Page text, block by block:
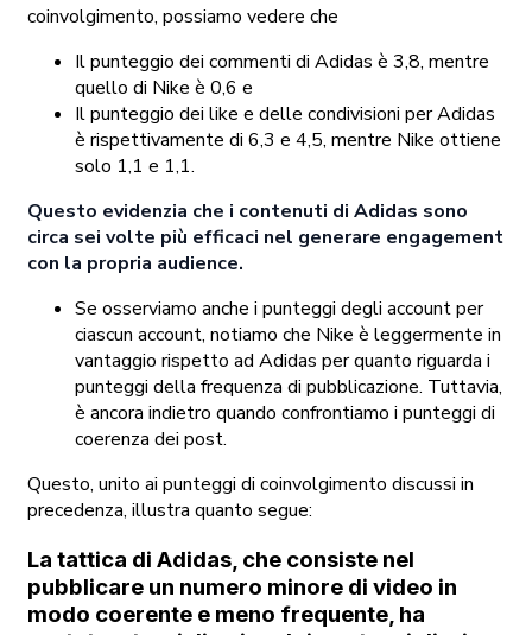
coinvolgimento, possiamo vedere che
Il punteggio dei commenti di Adidas è 3,8, mentre
quello di Nike è 0,6 e
Il punteggio dei like e delle condivisioni per Adidas
è rispettivamente di 6,3 e 4,5, mentre Nike ottiene
solo 1,1 e 1,1.
Questo evidenzia che i contenuti di Adidas sono
circa sei volte più efficaci nel generare engagement
con la propria audience.
Se osserviamo anche i punteggi degli account per
ciascun account, notiamo che Nike è leggermente in
vantaggio rispetto ad Adidas per quanto riguarda i
punteggi della frequenza di pubblicazione. Tuttavia,
è ancora indietro quando confrontiamo i punteggi di
coerenza dei post.
Questo, unito ai punteggi di coinvolgimento discussi in
precedenza, illustra quanto segue:
La tattica di Adidas, che consiste nel
pubblicare un numero minore di video in
modo coerente e meno frequente, ha